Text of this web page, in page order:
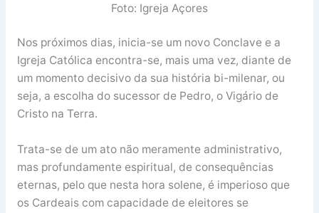
Foto: Igreja Açores
Nos próximos dias, inicia-se um novo Conclave e a
Igreja Católica encontra-se, mais uma vez, diante de
um momento decisivo da sua história bi-milenar, ou
seja, a escolha do sucessor de Pedro, o Vigário de
Cristo na Terra.
Trata-se de um ato não meramente administrativo,
mas profundamente espiritual, de consequências
eternas, pelo que nesta hora solene, é imperioso que
os Cardeais com capacidade de eleitores se